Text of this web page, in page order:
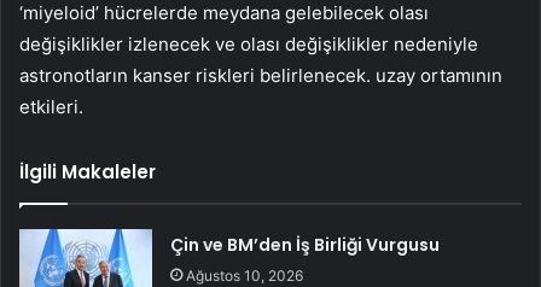
‘miyeloid’ hücrelerde meydana gelebilecek olası
değişiklikler izlenecek ve olası değişiklikler nedeniyle
astronotların kanser riskleri belirlenecek. uzay ortamının
etkileri.
İlgili Makaleler
Çin ve BM’den İş Birliği Vurgusu
Ağustos 10, 2026